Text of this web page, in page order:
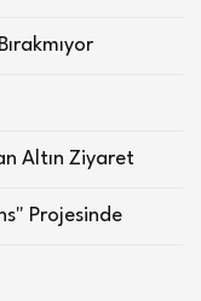
Altın Ziyaret
Projesinde